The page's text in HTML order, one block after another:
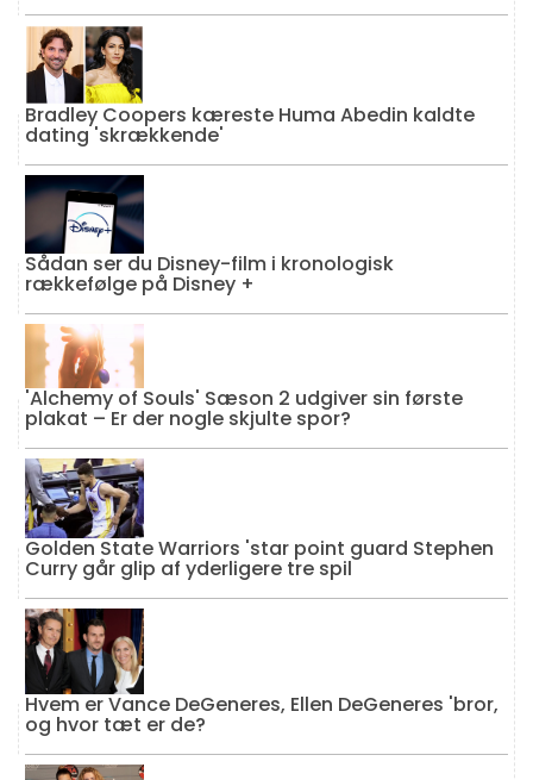
Bradley Coopers kæreste Huma Abedin kaldte
dating 'skrækkende'
Sådan ser du Disney-film i kronologisk
rækkefølge på Disney +
'Alchemy of Souls' Sæson 2 udgiver sin første
plakat – Er der nogle skjulte spor?
Golden State Warriors 'star point guard Stephen
Curry går glip af yderligere tre spil
Hvem er Vance DeGeneres, Ellen DeGeneres 'bror,
og hvor tæt er de?